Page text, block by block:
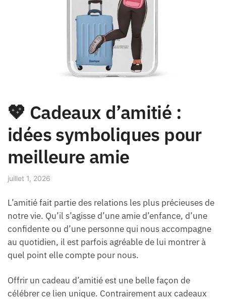
💖 Cadeaux d’amitié :
idées symboliques pour
meilleure amie
juillet 1, 2026
L’amitié fait partie des relations les plus précieuses de
notre vie. Qu’il s’agisse d’une amie d’enfance, d’une
confidente ou d’une personne qui nous accompagne
au quotidien, il est parfois agréable de lui montrer à
quel point elle compte pour nous.
Offrir un cadeau d’amitié est une belle façon de
célébrer ce lien unique. Contrairement aux cadeaux